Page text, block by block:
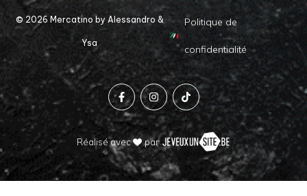
© 2026 Mercatino by Alessandro &
Ysa
Politique de
confidentialité
Réalisé avec par